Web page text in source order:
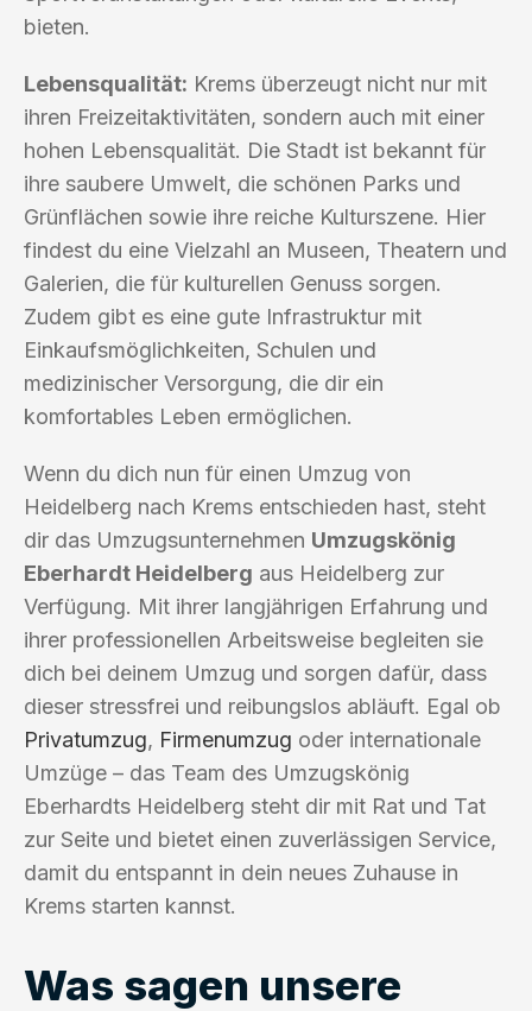
bieten.
Lebensqualität: Krems überzeugt nicht nur mit
ihren Freizeitaktivitäten, sondern auch mit einer
hohen Lebensqualität. Die Stadt ist bekannt für
ihre saubere Umwelt, die schönen Parks und
Grünflächen sowie ihre reiche Kulturszene. Hier
findest du eine Vielzahl an Museen, Theatern und
Galerien, die für kulturellen Genuss sorgen.
Zudem gibt es eine gute Infrastruktur mit
Einkaufsmöglichkeiten, Schulen und
medizinischer Versorgung, die dir ein
komfortables Leben ermöglichen.
Wenn du dich nun für einen Umzug von
Heidelberg nach Krems entschieden hast, steht
dir das Umzugsunternehmen Umzugskönig
Eberhardt Heidelberg aus Heidelberg zur
Verfügung. Mit ihrer langjährigen Erfahrung und
ihrer professionellen Arbeitsweise begleiten sie
dich bei deinem Umzug und sorgen dafür, dass
dieser stressfrei und reibungslos abläuft. Egal ob
Privatumzug, Firmenumzug oder internationale
Umzüge – das Team des Umzugskönig
Eberhardts Heidelberg steht dir mit Rat und Tat
zur Seite und bietet einen zuverlässigen Service,
damit du entspannt in dein neues Zuhause in
Krems starten kannst.
Was sagen unsere